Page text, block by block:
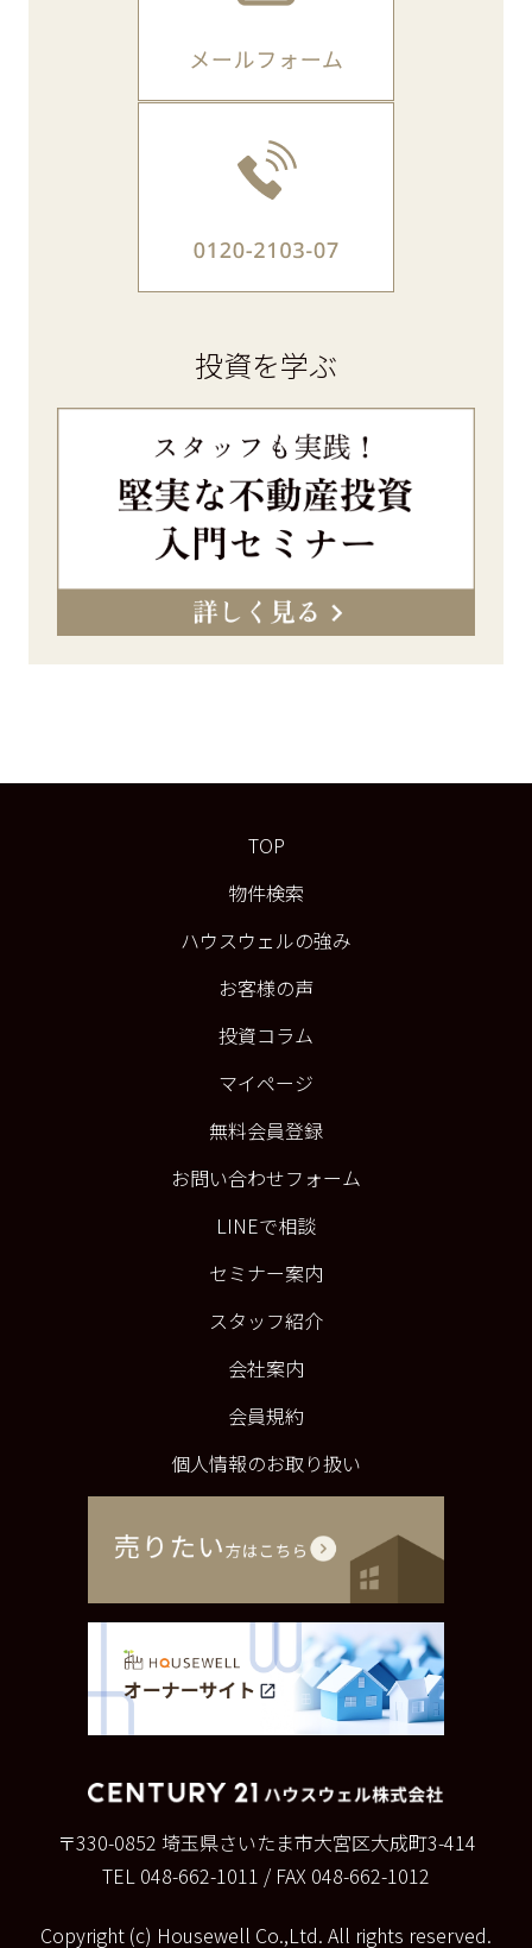
投資を学ぶ
TOP
物件検索
ハウスウェルの強み
お客様の声
投資コラム
マイページ
無料会員登録
お問い合わせフォーム
LINEで相談
セミナー案内
スタッフ紹介
会社案内
会員規約
個人情報のお取り扱い
〒330-0852 埼玉県さいたま市大宮区大成町3-414
TEL 048-662-1011 / FAX 048-662-1012
Copyright (c) Housewell Co.,Ltd. All rights reserved.